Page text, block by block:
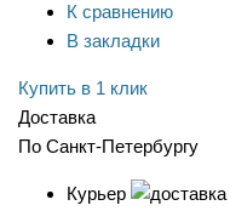
К сравнению
В закладки
Купить в 1 клик
Доставка
По Санкт-Петербургу
Курьер